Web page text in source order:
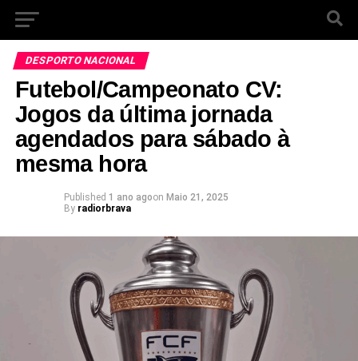
DESPORTO NACIONAL
Futebol/Campeonato CV:
Jogos da última jornada
agendados para sábado à
mesma hora
Published 1 ano agoon Maio 21, 2025
By radiorbrava